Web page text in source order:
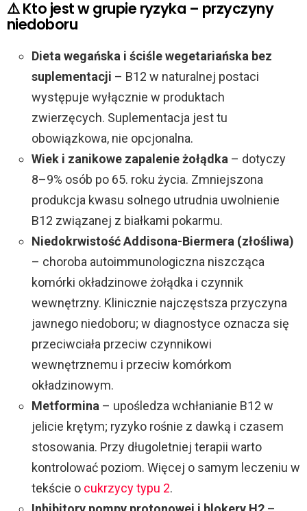
⚠️ Kto jest w grupie ryzyka – przyczyny
niedoboru
Dieta wegańska i ściśle wegetariańska bez
suplementacji – B12 w naturalnej postaci
występuje wyłącznie w produktach
zwierzęcych. Suplementacja jest tu
obowiązkowa, nie opcjonalna.
Wiek i zanikowe zapalenie żołądka – dotyczy
8–9% osób po 65. roku życia. Zmniejszona
produkcja kwasu solnego utrudnia uwolnienie
B12 związanej z białkami pokarmu.
Niedokrwistość Addisona-Biermera (złośliwa)
– choroba autoimmunologiczna niszcząca
komórki okładzinowe żołądka i czynnik
wewnętrzny. Klinicznie najczęstsza przyczyna
jawnego niedoboru; w diagnostyce oznacza się
przeciwciała przeciw czynnikowi
wewnętrznemu i przeciw komórkom
okładzinowym.
Metformina – upośledza wchłanianie B12 w
jelicie krętym; ryzyko rośnie z dawką i czasem
stosowania. Przy długoletniej terapii warto
kontrolować poziom. Więcej o samym leczeniu w
tekście o cukrzycy typu 2.